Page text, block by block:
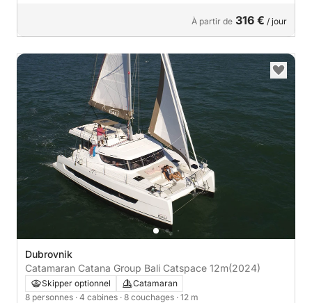
À partir de 316 € / jour
Dubrovnik
Catamaran Catana Group Bali Catspace 12m(2024)
Skipper optionnel
Catamaran
8 personnes · 4 cabines · 8 couchages · 12 m